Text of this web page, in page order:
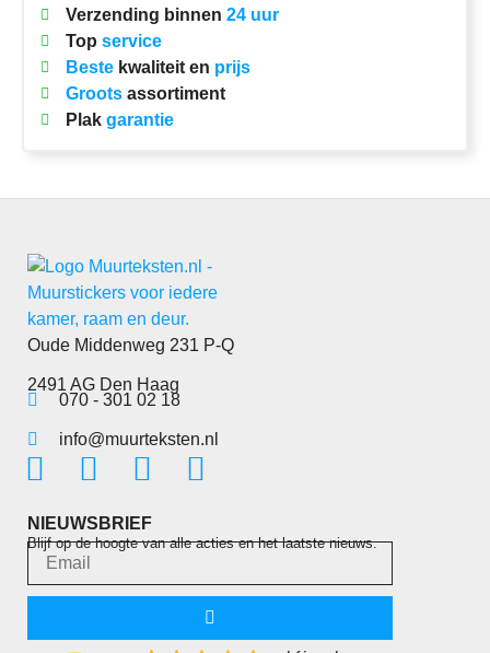
Verzending binnen 24 uur
Top service
Bestekwaliteit en prijs
Grootsassortiment
Plak garantie
Oude Middenweg 231 P-Q
2491 AG Den Haag
070 - 301 02 18
info@muurteksten.nl
NIEUWSBRIEF
Blijf op de hoogte van alle acties en het laatste nieuws.